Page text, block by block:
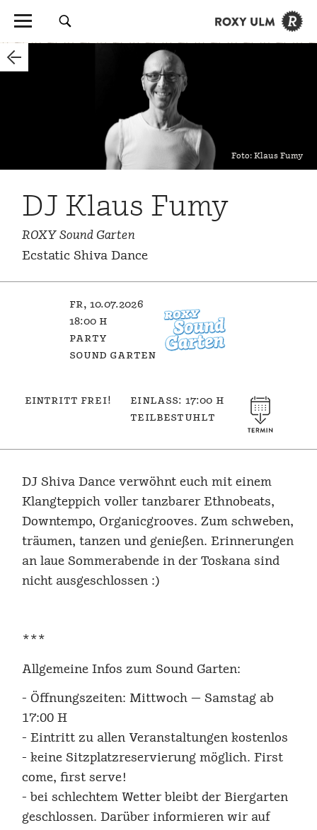
Foto: Klaus Fumy
DJ Klaus Fumy
ROXY Sound Garten
Ecstatic Shiva Dance
fr, 10.07.2026
18:00 h
party
sound garten
eintritt frei!
einlass: 17:00 h
teilbestuhlt
DJ Shiva Dance verwöhnt euch mit einem
Klangteppich voller tanzbarer Ethnobeats,
Downtempo, Organicgrooves. Zum schweben,
träumen, tanzen und genießen. Erinnerungen
an laue Sommerabende in der Toskana sind
nicht ausgeschlossen :)
***
Allgemeine Infos zum Sound Garten:
- Öffnungszeiten: Mittwoch — Samstag ab
17:00 H
- Eintritt zu allen Veranstaltungen kostenlos
- keine Sitzplatzreservierung möglich. First
come, first serve!
- bei schlechtem Wetter bleibt der Biergarten
geschlossen. Darüber informieren wir auf